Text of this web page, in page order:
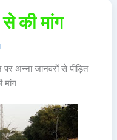
की मांग
पर अन्ना जानवरों से पीड़ित
मांग